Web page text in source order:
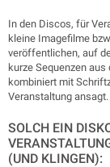
In den Discos, für
kleine Imagefilme
veröffentlichen, auf
kurze Sequenzen
kombiniert mit
Veranstaltung ansagt.
SOLCH EIN
(UND KLINGEN):